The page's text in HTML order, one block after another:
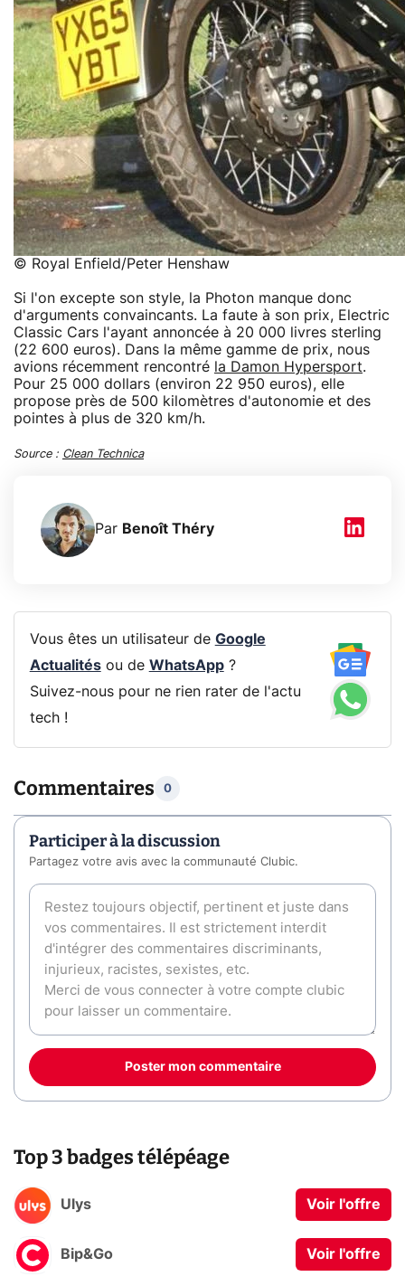
© Royal Enfield/Peter Henshaw
Si l'on excepte son style, la Photon manque donc
d'arguments convaincants. La faute à son prix, Electric
Classic Cars l'ayant annoncée à 20 000 livres sterling
(22 600 euros). Dans la même gamme de prix, nous
avions récemment rencontré la Damon Hypersport.
Pour 25 000 dollars (environ 22 950 euros), elle
propose près de 500 kilomètres d'autonomie et des
pointes à plus de 320 km/h.
Source : Clean Technica
Par Benoît Théry
Vous êtes un utilisateur de Google
Actualitésou de WhatsApp?
Suivez-nous pour ne rien rater de l'actu
tech !
Commentaires 0
Participer à la discussion
Partagez votre avis avec la communauté Clubic.
Poster mon commentaire
Top 3 badges télépéage
Ulys Voir l'offre
Bip&Go Voir l'offre